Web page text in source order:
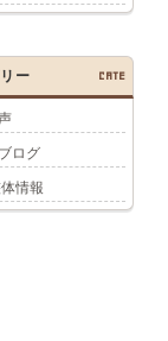
ー CATE
ログ
情報